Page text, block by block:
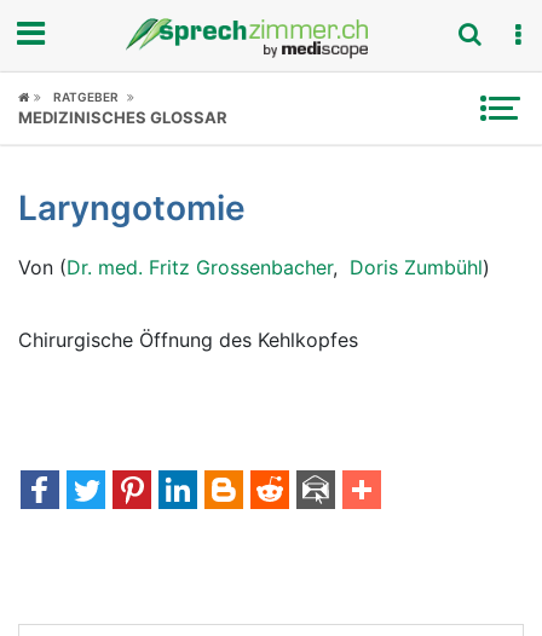
Fokus
Symptome
Untersuchungen
News
RATGEBER
MEDIZINISCHES GLOSSAR
Laryngotomie
Von (Dr. med. Fritz Grossenbacher, Doris Zumbühl)
Chirurgische Öffnung des Kehlkopfes